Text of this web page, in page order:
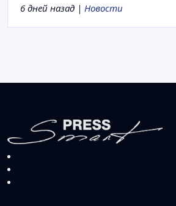
6 дней назад | Новости